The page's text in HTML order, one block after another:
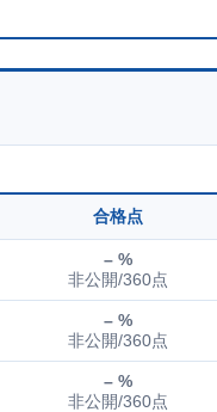
合格点
– %
非公開/360点
– %
非公開/360点
– %
非公開/360点